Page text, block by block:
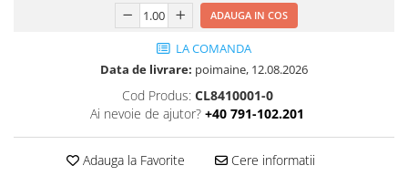
ADAUGA IN COS
LA COMANDA
Data de livrare: poimaine, 12.08.2026
Cod Produs: CL8410001-0
Ai nevoie de ajutor? +40 791-102.201
Adauga la Favorite Cere informatii